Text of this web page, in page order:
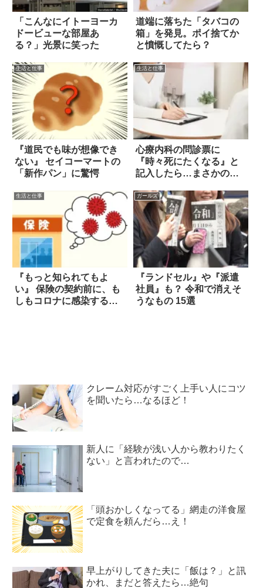
「こんなにイトーヨーカ
ドービューな部屋あ
る？」光景に笑った
道端に落ちた「タバコの
箱」を発見。ポイ捨てか
と憤慨してたら？
生活と仕事
『道民でも味が想像でき
ない』 セイコーマートの
「新作パン」に驚愕
生活と仕事
心療内科の問診票に
『時々死にたくなる』と
記入したら…まさかの展
生活と仕事
『もっと知られてもよ
い』 保険の契約前に、も
しもコロナに感染する
ガールズ
『ランドセル』や『派遣
社員』も？ 令和で消えそ
うなもの 15選
クレーム対応がすごく上手い人にコツ
を聞いたら…なるほど！
新人に「経験が浅い人から教わりたく
ない」と言われたので…
「頭おかしくなってる」網走の洋食屋
で定食を頼んだら…え！
早上がりしてきた夫に「飯は？」と訊
かれ、まだと答えたら…絶句